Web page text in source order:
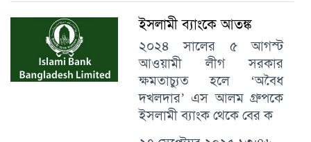
ইসলামী ব্যাংকে আতঙ্ক
২০২৪ সালের ৫ আগস্ট
আওয়ামী লীগ সরকার
ক্ষমতাচ্যুত হলে ‘অবৈধ
দখলদার’ এস আলম গ্রুপকে
ইসলামী ব্যাংক থেকে বের ক